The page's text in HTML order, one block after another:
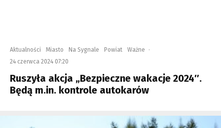
Aktualności Miasto Na Sygnale Powiat Ważne
·
24 czerwca 2024 07:20
Ruszyła akcja „Bezpieczne wakacje 2024″.
Będą m.in. kontrole autokarów